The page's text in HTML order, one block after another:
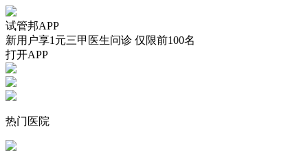
试管邦APP
新用户享1元三甲医生问诊 仅限前100名
打开APP
热门医院